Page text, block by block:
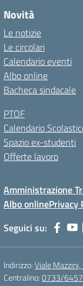
Novità
Le notizie
Le circolari
Calendario eventi
Albo online
Bacheca sindacale
PTOF
Calendario
Spazio ex-studenti
Offerte lavoro
Amministrazione
Albo onlinePrivacy
Seguici su:
Indirizzo:Viale
Centralino:0733/